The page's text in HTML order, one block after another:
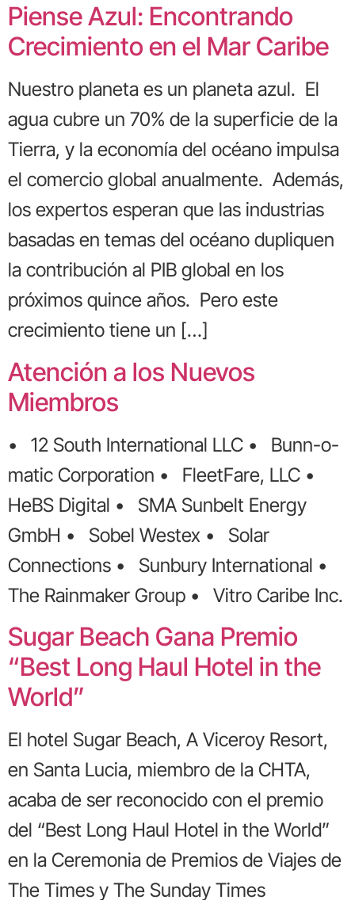
Piense Azul: Encontrando
Crecimiento en el Mar Caribe
Nuestro planeta es un planeta azul. El
agua cubre un 70% de la superficie de la
Tierra, y la economía del océano impulsa
el comercio global anualmente. Además,
los expertos esperan que las industrias
basadas en temas del océano dupliquen
la contribución al PIB global en los
próximos quince años. Pero este
crecimiento tiene un […]
Atención a los Nuevos
Miembros
• 12 South International LLC • Bunn-o-
matic Corporation • FleetFare, LLC •
HeBS Digital • SMA Sunbelt Energy
GmbH • Sobel Westex • Solar
Connections • Sunbury International •
The Rainmaker Group • Vitro Caribe Inc.
Sugar Beach Gana Premio
“Best Long Haul Hotel in the
World”
El hotel Sugar Beach, A Viceroy Resort,
en Santa Lucia, miembro de la CHTA,
acaba de ser reconocido con el premio
del “Best Long Haul Hotel in the World”
en la Ceremonia de Premios de Viajes de
The Times y The Sunday Times